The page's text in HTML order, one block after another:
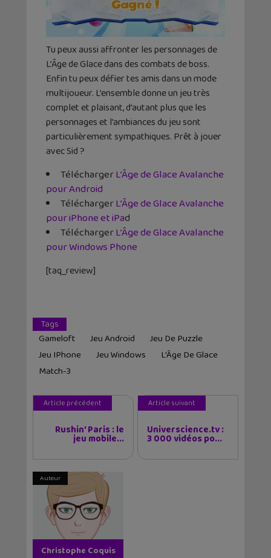
Tu peux aussi affronter les personnages de
L’Âge de Glace dans des combats de boss.
Enfin tu peux défier tes amis dans un mode
multijoueur. L’ensemble donne un jeu très
complet et plaisant, d’autant plus que les
personnages et l’ambiances du jeu sont
particulièrement sympathiques. Prêt à jouer
avec Sid ?
TéléchargerL’Âge de Glace Avalanche
pour Android
TéléchargerL’Âge de Glace Avalanche
pour iPhone et iPad
TéléchargerL’Âge de Glace Avalanche
pour Windows Phone
[taq_review]
Tags
Gameloft
Jeu Android
Jeu De Puzzle
Jeu IPhone
Jeu Windows
L'Âge De Glace
Match-3
Article précédent
Rushin' Paris : le
jeu mobile...
Article suivant
Universcience.tv :
3 000 vidéos po...
Auteur
Christophe Coquis